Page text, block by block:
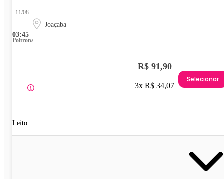
03:45
11/08
Joaçaba
Poltrona
Leito
R$ 91,90
3x R$ 34,07
Selecionar